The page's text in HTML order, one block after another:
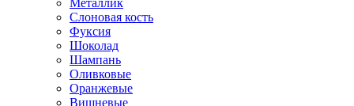
Металлик
Слоновая кость
Фуксия
Шоколад
Шампань
Оливковые
Оранжевые
Вишневые